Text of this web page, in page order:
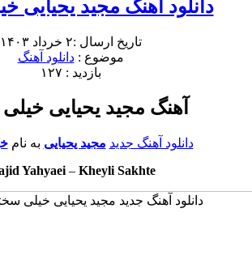
دانلود آهنگ مجید یحیایی
تاریخ ارسال :۲ خرداد ۱۴۰۳
موضوع :دانلود آهنگ
بازدید : ۱۲۷
آهنگ مجید یحیایی
دانلود آهنگ جدید مجید یحیایی به نام
Yahyaei– Kheyli Sakhte